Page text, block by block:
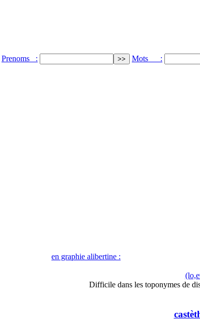
Prenoms : Mots :
en graphie alibertine :
Difficile dans les toponymes de